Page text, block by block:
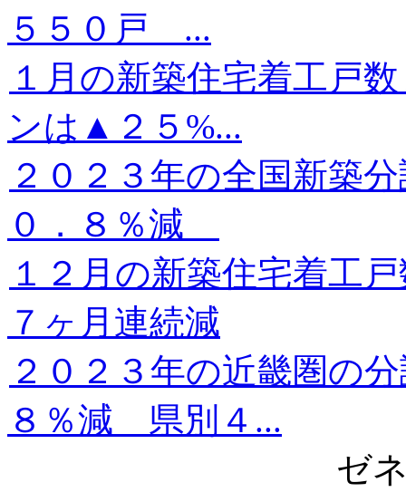
５５０戸 ...
１月の新築住宅着工戸
ンは▲２５%...
２０２３年の全国新築
０．８％減
１２月の新築住宅着
７ヶ月連続減
２０２３年の近畿圏の
８％減 県別４...
ゼ